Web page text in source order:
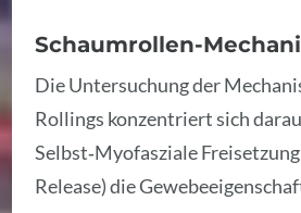
Schaumrollen-
Die Untersuchung der
Rollings konzentriert sich
Selbst‑Myofasziale
Release) die